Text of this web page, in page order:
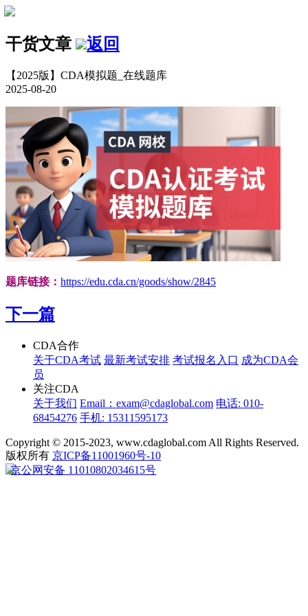
干货文章 返回
【2025版】CDA模拟题_在线题库
2025-08-20
题库链接： https://edu.cda.cn/goods/show/2845
下一篇
CDA合作
关于CDA考试 最新考试安排 考试报名入口 成为CDA会
员
关注CDA
关于我们 Email：exam@cdaglobal.com 电话: 010-
68454276 手机: 15311595173
Copyright © 2015-2023, www.cdaglobal.com All Rights Reserved.
版权所有 京ICP备11001960号-10
京公网安备 11010802034615号